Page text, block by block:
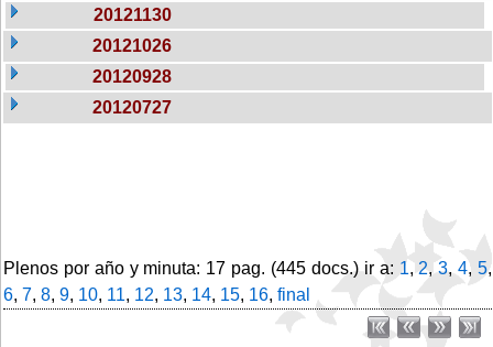
20121130
20121026
20120928
20120727
Plenos por año y minuta: 17 pag. (445 docs.) ir a: 1,2,3,4,5,
6, 7, 8, 9, 10, 11, 12, 13, 14, 15, 16, final